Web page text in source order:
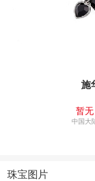
施
暂无
中国大
珠宝图片